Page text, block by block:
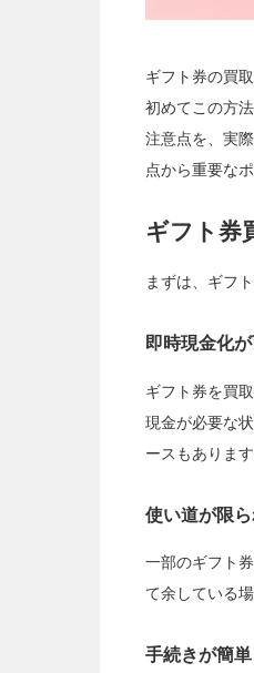
ギフト券の買
初めてこの方
注意点を、実
点から重要な
ギフト券
まずは、ギフ
即時現金化
ギフト券を買
現金が必要な
ースもあります
使い道が限
一部のギフト
て余している
手続きが簡単